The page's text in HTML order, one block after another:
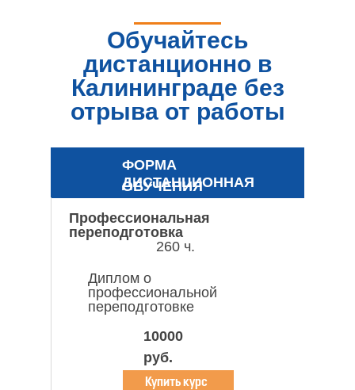
Обучайтесь
дистанционно в
Калининграде без
отрыва от работы
ФОРМА
ОБУЧЕНИЯ
ДИСТАНЦИОННАЯ
Профессиональная
переподготовка
Диплом о
профессиональной
переподготовке
260 ч.
10000
руб.
Купить курс